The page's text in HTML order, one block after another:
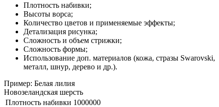
Плотность набивки;
Высоты ворса;
Количество цветов и применяемые эффекты;
Детализация рисунка;
Сложность и объем стрижки;
Сложность формы;
Использование доп. материалов (кожа, стразы Swarovski,
металл, шнур, дерево и др.).
Пример: Белая лилия
Новозеландская шерсть
Плотность набивки 1000000